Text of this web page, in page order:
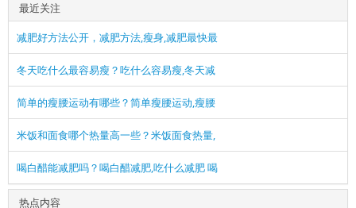
最近关注
减肥好方法公开，减肥方法,瘦身,减肥最快最
冬天吃什么最容易瘦？吃什么容易瘦,冬天减
简单的瘦腰运动有哪些？简单瘦腰运动,瘦腰
米饭和面食哪个热量高一些？米饭面食热量,
喝白醋能减肥吗？喝白醋减肥,吃什么减肥 喝
热点内容